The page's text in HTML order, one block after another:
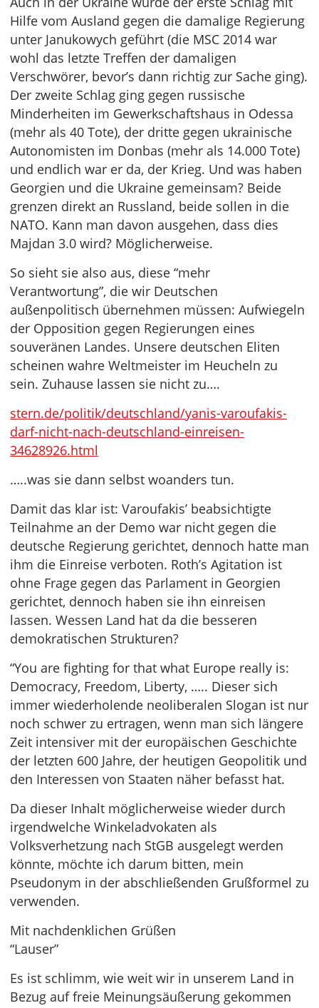
Hilfe vom Ausland gegen die damalige Regierung
unter Janukowych geführt (die MSC 2014 war
wohl das letzte Treffen der damaligen
Verschwörer, bevor’s dann richtig zur Sache ging).
Der zweite Schlag ging gegen russische
Minderheiten im Gewerkschaftshaus in Odessa
(mehr als 40 Tote), der dritte gegen ukrainische
Autonomisten im Donbas (mehr als 14.000 Tote)
und endlich war er da, der Krieg. Und was haben
Georgien und die Ukraine gemeinsam? Beide
grenzen direkt an Russland, beide sollen in die
NATO. Kann man davon ausgehen, dass dies
Majdan 3.0 wird? Möglicherweise.
So sieht sie also aus, diese “mehr
Verantwortung”, die wir Deutschen
außenpolitisch übernehmen müssen: Aufwiegeln
der Opposition gegen Regierungen eines
souveränen Landes. Unsere deutschen Eliten
scheinen wahre Weltmeister im Heucheln zu
sein. Zuhause lassen sie nicht zu….
stern.de/politik/deutschland/yanis-varoufakis-
darf-nicht-nach-deutschland-einreisen-
34628926.html
…..was sie dann selbst woanders tun.
Damit das klar ist: Varoufakis’ beabsichtigte
Teilnahme an der Demo war nicht gegen die
deutsche Regierung gerichtet, dennoch hatte man
ihm die Einreise verboten. Roth’s Agitation ist
ohne Frage gegen das Parlament in Georgien
gerichtet, dennoch haben sie ihn einreisen
lassen. Wessen Land hat da die besseren
demokratischen Strukturen?
“You are fighting for that what Europe really is:
Democracy, Freedom, Liberty, ….. Dieser sich
immer wiederholende neoliberalen Slogan ist nur
noch schwer zu ertragen, wenn man sich längere
Zeit intensiver mit der europäischen Geschichte
der letzten 600 Jahre, der heutigen Geopolitik und
den Interessen von Staaten näher befasst hat.
Da dieser Inhalt möglicherweise wieder durch
irgendwelche Winkeladvokaten als
Volksverhetzung nach StGB ausgelegt werden
könnte, möchte ich darum bitten, mein
Pseudonym in der abschließenden Grußformel zu
verwenden.
Mit nachdenklichen Grüßen
“Lauser”
Es ist schlimm, wie weit wir in unserem Land in
Bezug auf freie Meinungsäußerung gekommen